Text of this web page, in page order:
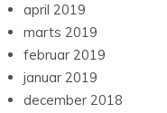
april 2019
marts 2019
februar 2019
januar 2019
december 2018